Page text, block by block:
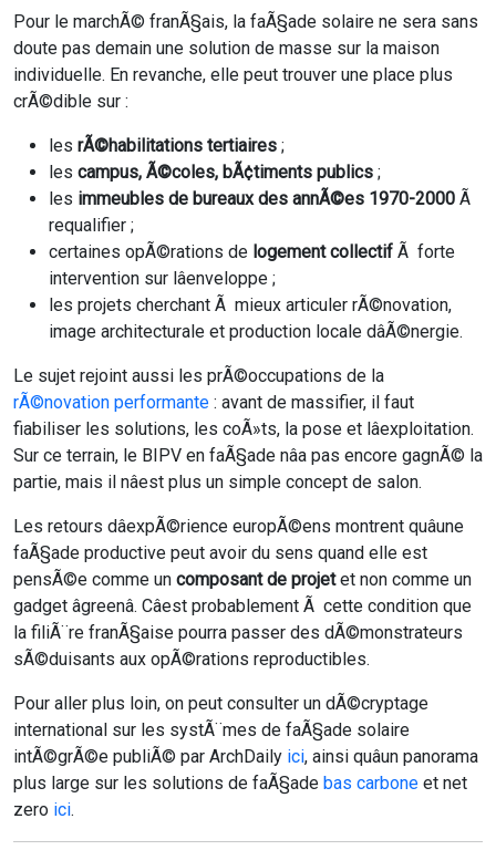
Pour le marchÃ© franÃ§ais, la faÃ§ade solaire ne sera sans
doute pas demain une solution de masse sur la maison
individuelle. En revanche, elle peut trouver une place plus
crÃ©dible sur :
les rÃ©habilitations tertiaires ;
les campus, Ã©coles, bÃ¢timents publics ;
les immeubles de bureaux des annÃ©es 1970-2000 Ã
requalifier ;
certaines opÃ©rations de logement collectif Ã forte
intervention sur lâenveloppe ;
les projets cherchant Ã mieux articuler rÃ©novation,
image architecturale et production locale dâÃ©nergie.
Le sujet rejoint aussi les prÃ©occupations de la
rÃ©novation performante : avant de massifier, il faut
fiabiliser les solutions, les coÃ»ts, la pose et lâexploitation.
Sur ce terrain, le BIPV en faÃ§ade nâa pas encore gagnÃ© la
partie, mais il nâest plus un simple concept de salon.
Les retours dâexpÃ©rience europÃ©ens montrent quâune
faÃ§ade productive peut avoir du sens quand elle est
pensÃ©e comme un composant de projetet non comme un
gadget âgreenâ. Câest probablement Ã cette condition que
la filiÃ¨re franÃ§aise pourra passer des dÃ©monstrateurs
sÃ©duisants aux opÃ©rations reproductibles.
Pour aller plus loin, on peut consulter un dÃ©cryptage
international sur les systÃ¨mes de faÃ§ade solaire
intÃ©grÃ©e publiÃ© par ArchDaily ici, ainsi quâun panorama
plus large sur les solutions de faÃ§ade bas carbone et net
zero ici.